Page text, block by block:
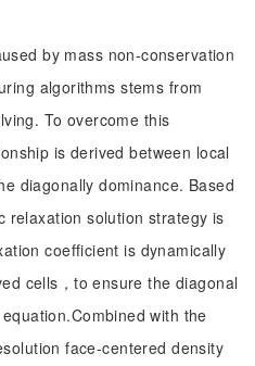
by mass non-conservation
algorithms stems from
To overcome this
is derived between local
diagonally dominance. Based
relaxation solution strategy is
coefficient is dynamically
cells，to ensure the diagonal
with the
face-centered density